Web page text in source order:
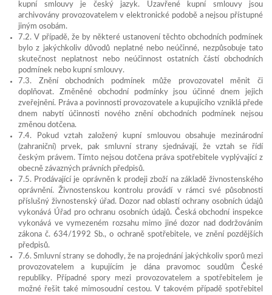
kupní smlouvy je český jazyk. Uzavřené kupní smlouvy jsou
archivovány provozovatelem v elektronické podobě a nejsou přístupné
jiným osobám.
7.2. V případě, že by některé ustanovení těchto obchodních podmínek
bylo z jakýchkoliv důvodů neplatné nebo neúčinné, nezpůsobuje tato
skutečnost neplatnost nebo neúčinnost ostatních částí obchodních
podmínek nebo kupní smlouvy.
7.3. Znění obchodních podmínek může provozovatel měnit či
doplňovat. Změněné obchodní podmínky jsou účinné dnem jejich
zveřejnění. Práva a povinnosti provozovatele a kupujícího vzniklá přede
dnem nabytí účinnosti nového znění obchodních podmínek nejsou
změnou dotčena.
7.4. Pokud vztah založený kupní smlouvou obsahuje mezinárodní
(zahraniční) prvek, pak smluvní strany sjednávají, že vztah se řídí
českým právem. Tímto nejsou dotčena práva spotřebitele vyplývající z
obecně závazných právních předpisů.
7.5. Prodávající je oprávněn k prodeji zboží na základě živnostenského
oprávnění. Živnostenskou kontrolu provádí v rámci své působnosti
příslušný živnostenský úřad. Dozor nad oblastí ochrany osobních údajů
vykonává Úřad pro ochranu osobních údajů. Česká obchodní inspekce
vykonává ve vymezeném rozsahu mimo jiné dozor nad dodržováním
zákona č. 634/1992 Sb., o ochraně spotřebitele, ve znění pozdějších
předpisů.
7.6. Smluvní strany se dohodly, že na projednání jakýchkoliv sporů mezi
provozovatelem a kupujícím je dána pravomoc soudům České
republiky. Případné spory mezi provozovatelem a spotřebitelem je
možné řešit také mimosoudní cestou. V takovém případě spotřebitel